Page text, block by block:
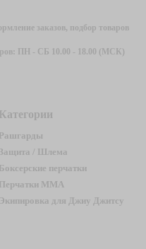
заказов, подбор товаров
ПН - СБ 10.00 - 18.00 (МСК)
Категории
Рашгарды
Защита / Шлема
Боксерские перчатки
Перчатки ММА
Экипировка для Джиу Джитсу